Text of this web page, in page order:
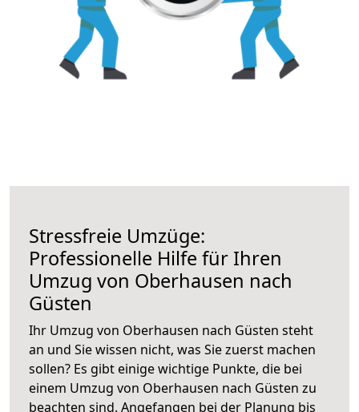
Stressfreie Umzüge:
Professionelle Hilfe für Ihren
Umzug von Oberhausen nach
Güsten
Ihr Umzug von Oberhausen nach Güsten steht
an und Sie wissen nicht, was Sie zuerst machen
sollen? Es gibt einige wichtige Punkte, die bei
einem Umzug von Oberhausen nach Güsten zu
beachten sind. Angefangen bei der Planung bis